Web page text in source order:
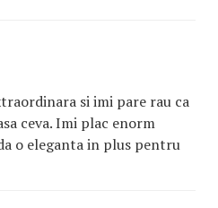
si imi pare rau ca
ceva. Imi plac enorm
o eleganta in plus pentru